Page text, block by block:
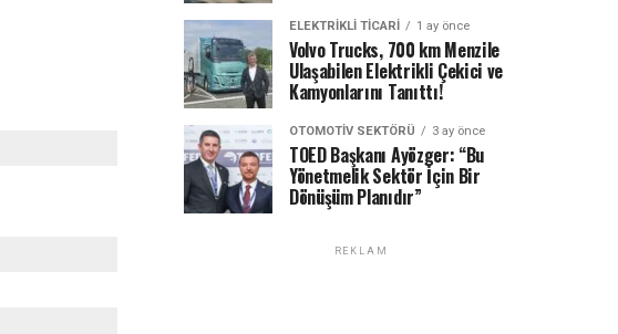
ELEKTRIKLI TICARI 1 ay önce
Volvo Trucks, 700 km Menzile
Ulaşabilen Elektrikli Çekici ve
Kamyonlarını Tanıttı!
OTOMOTIV SEKTÖRÜ 3 ay önce
TOED Başkanı Ayözger: “Bu
Yönetmelik Sektör İçin Bir
Dönüşüm Planıdır”
REKLAM